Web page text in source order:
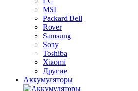
MSI
Packard Bell
Rover
Samsung
Sony
Toshiba
Xiaomi
Другие
Аккумуляторы